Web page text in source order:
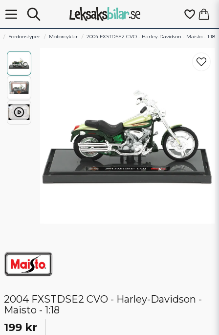
Fordonstyper Motorcyklar 2004 FXSTDSE2 CVO - Harley-Davidson - Maisto - 1:18
2004 FXSTDSE2 CVO - Harley-Davidson -
Maisto - 1:18
199 kr